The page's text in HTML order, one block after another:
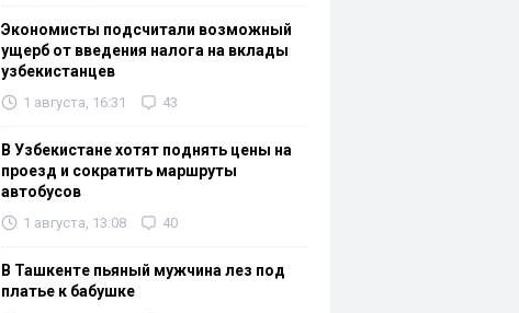
Экономисты подсчитали возможный
ущерб от введения налога на вклады
узбекистанцев
1 августа, 16:31 43
В Узбекистане хотят поднять цены на
проезд и сократить маршруты
автобусов
1 августа, 13:08 40
В Ташкенте пьяный мужчина лез под
платье к бабушке